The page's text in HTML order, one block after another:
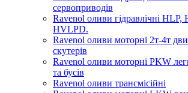
сервоприводів
Ravenol оливи гідравлічні
HVLPD.
Ravenol оливи моторні 2т-4т
скутерів
Ravenol оливи моторні PKW
та бусів
Ravenol оливи трансмісійні